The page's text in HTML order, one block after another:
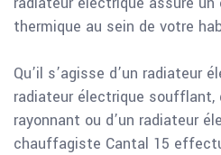
thermique au sein de votre
Qu’il s’agisse d’un radiateur
radiateur électrique soufflant,
rayonnant ou d’un radiateur
chauffagiste Cantal 15